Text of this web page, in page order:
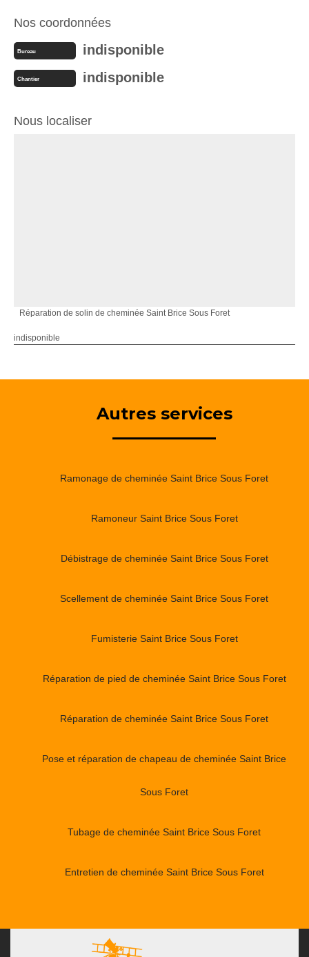
Nos coordonnées
Bureau indisponible
Chantier indisponible
Nous localiser
Réparation de solin de cheminée Saint Brice Sous Foret
indisponible
Autres services
Ramonage de cheminée Saint Brice Sous Foret
Ramoneur Saint Brice Sous Foret
Débistrage de cheminée Saint Brice Sous Foret
Scellement de cheminée Saint Brice Sous Foret
Fumisterie Saint Brice Sous Foret
Réparation de pied de cheminée Saint Brice Sous Foret
Réparation de cheminée Saint Brice Sous Foret
Pose et réparation de chapeau de cheminée Saint Brice
Sous Foret
Tubage de cheminée Saint Brice Sous Foret
Entretien de cheminée Saint Brice Sous Foret